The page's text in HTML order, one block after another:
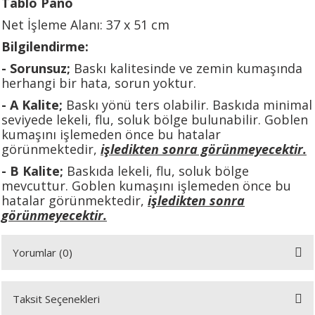
Net İşleme Alanı: 37 x 51 cm
Bilgilendirme:
- Sorunsuz; Baskı kalitesinde ve zemin kumaşında
herhangi bir hata, sorun yoktur.
- A Kalite; Baskı yönü ters olabilir. Baskıda minimal
seviyede lekeli, flu, soluk bölge bulunabilir. Goblen
kumaşını işlemeden önce bu hatalar
görünmektedir, işledikten sonra görünmeyecektir.
- B Kalite; Baskıda lekeli, flu, soluk bölge
mevcuttur. Goblen kumaşını işlemeden önce bu
hatalar görünmektedir, işledikten sonra
görünmeyecektir.
Yorumlar (0)
Bu ürüne ilk yorumu siz yapın!
Taksit Seçenekleri